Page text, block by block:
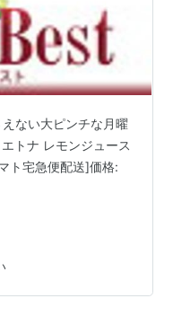
ない大ピンチな月曜
トナ レモンジュース
ト宅急便配送]価格: